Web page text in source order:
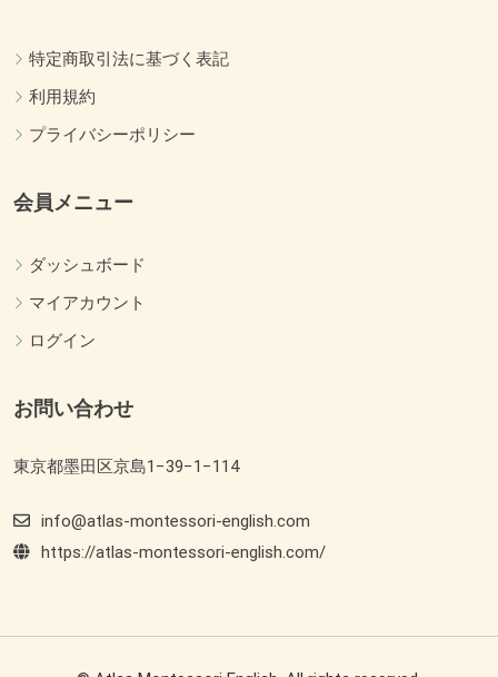
特定商取引法に基づく表記
利用規約
プライバシーポリシー
会員メニュー
ダッシュボード
マイアカウント
ログイン
お問い合わせ
東京都墨田区京島1−39−1−114
info@atlas-montessori-english.com
https://atlas-montessori-english.com/